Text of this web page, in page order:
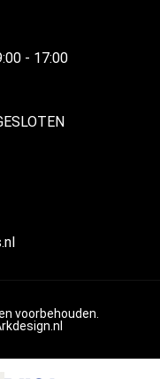
- 17:00
voorbehouden.